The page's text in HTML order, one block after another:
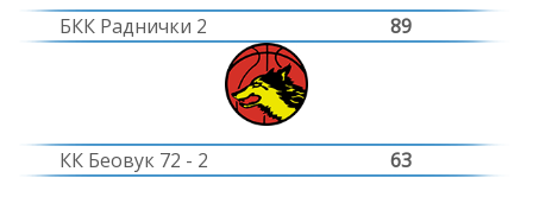
БКК Раднички 2 89
КК Беовук 72 - 2 63